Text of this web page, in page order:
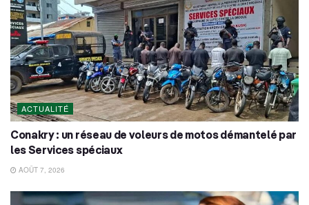
ACTUALITÉ
Conakry : un réseau de voleurs de motos démantelé par
les Services spéciaux
AOÛT 7, 2026